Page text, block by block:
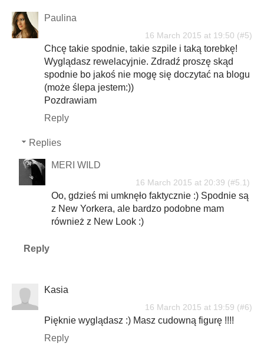
Paulina
16 March 2015 at 19:50
Chcę takie spodnie, takie szpile i taką torebkę!
Wyglądasz rewelacyjnie. Zdradź proszę skąd
spodnie bo jakoś nie mogę się doczytać na blogu
(może ślepa jestem:))
Pozdrawiam
Reply
Replies
MERI WILD
16 March 2015 at 20:39
Oo, gdzieś mi umknęło faktycznie :) Spodnie są
z New Yorkera, ale bardzo podobne mam
również z New Look :)
Reply
Kasia
16 March 2015 at 19:59
Pięknie wyglądasz :) Masz cudowną figurę !!!!
Reply